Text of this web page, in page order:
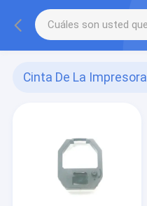
Cinta De La Impresora